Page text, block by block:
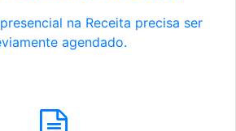
na Receita precisa ser
agendado.